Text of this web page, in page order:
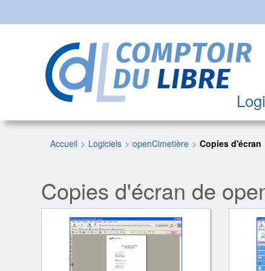
Accueil Logiciels openCimetière Copies d'écran
Copies d'écran de